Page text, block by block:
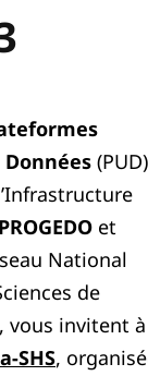
PROGEDO et
National
de
vous invitent à
SHS,